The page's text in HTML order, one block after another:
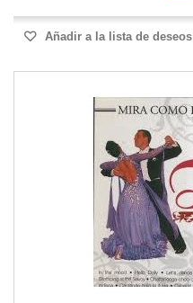
Añadir a la lista de deseos